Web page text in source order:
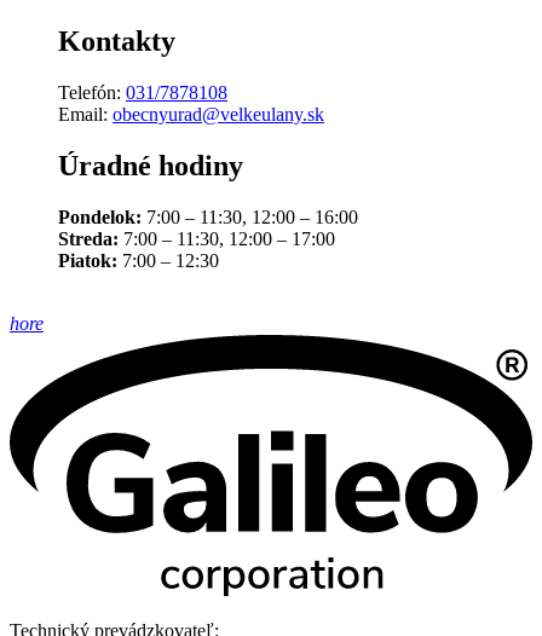
Kontakty
Telefón: 031/7878108
Email: obecnyurad@velkeulany.sk
Úradné hodiny
Pondelok: 7:00 – 11:30, 12:00 – 16:00
Streda: 7:00 – 11:30, 12:00 – 17:00
Piatok: 7:00 – 12:30
hore
Technický prevádzkovateľ: